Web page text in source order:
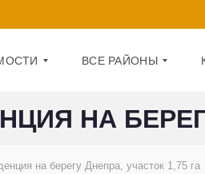
ВСЕ РАЙОНЫ
Р
НА
на берегу Днепра, участок 1,75 га